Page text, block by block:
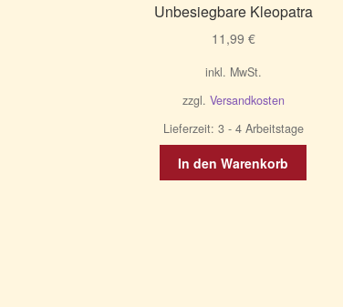
Unbesiegbare Kleopatra
11,99 €
inkl. MwSt.
zzgl. Versandkosten
Lieferzeit: 3 - 4 Arbeitstage
In den Warenkorb